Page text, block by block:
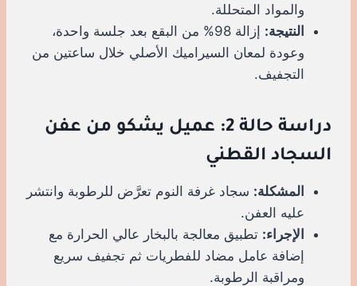
والمواد المتحللة.
النتيجة:
إزالة 98% من البقع بعد جلسة واحدة،
وعودة لمعان السيراميك الأصلي خلال ساعتين من
التجفيف.
دراسة حالة 2: عميل يشكو من عفن
السجاد القطني
المشكلة: سجاد غرفة النوم تعرَّض للرطوبة وانتشر
عليه العفن.
الإجراء: تطبيق معالجة بالبخار عالي الحرارة مع
إضافة عامل مضاد للفطريات ثم تجفيف سريع
ومراقبة الرطوبة.